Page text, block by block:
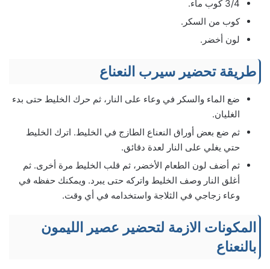
3/4 كوب ماء.
كوب من السكر.
لون أخضر.
طريقة تحضير سيرب النعناع
ضع الماء والسكر في وعاء على النار، ثم حرك الخليط حتى بدء
الغليان.
ثم ضع بعض أوراق النعناع الطازج في الخليط. اترك الخليط
حتي يغلي على النار لعدة دقائق.
ثم أضف لون الطعام الأخضر، ثم قلب الخليط مرة أخرى. ثم
أغلق النار وصف الخليط واتركه حتى يبرد. ويمكنك حفظه في
وعاء زجاجي في الثلاجة واستخدامه في أي وقت.
المكونات الازمة لتحضير عصير الليمون
بالنعناع